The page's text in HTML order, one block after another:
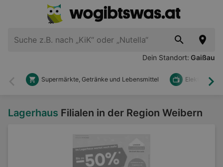
Dein Standort: Gaißau
Zurück
Supermärkte, Getränke und Lebensmittel Elektronik
Lagerhaus Filialen in der Region Weibern